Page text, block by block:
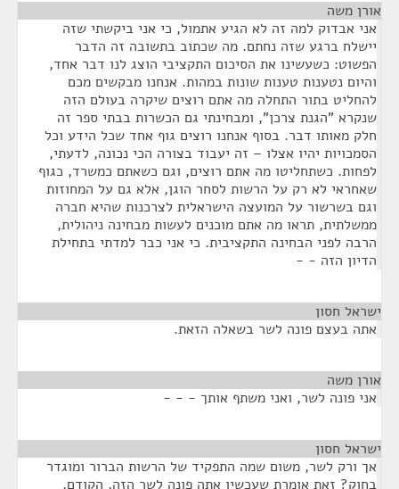
אורן משה
אני אבדוק למה זה לא הגיע אתמול, כי אני ביקשתי שזה
יישלח ברגע שזה נחתם. מה שכתוב בתשובה זה הדבר
הפשוט: כשעשינו את הסיכום התקציבי הוצג לנו דבר אחד,
והיום נטענות טענות שונות במהות. אנחנו מבקשים מכם
להחליט בתור התחלה מה אתם רוצים שיקרה בעולם הזה
שנקרא "הגנת צרכן", ומבחינתי גם הכשרות בבתי ספר זה
חלק מאותו דבר. בסוף אנחנו רוצים גוף אחד שכל הידע וכל
הסמכויות יהיו אצלו – זה יעבוד בצורה הכי נכונה, לדעתי,
לפחות. כשתחליטו מה אתם רוצים, וגם כשאתם כמשרד, כגוף
שאחראי לא רק על הרשות לסחר הוגן, אלא גם על המחוזות
וגם בשרשור על המועצה הישראלית לצרכנות שהיא חברה
ממשלתית, תראו מה אתם מוכנים לעשות מבחינה ניהולית,
הרבה לפני הבחינה התקציבית. כי אני כבר למדתי בתחילת
הדיון הזה - -
ישראל חסון
אתה בעצם פונה לשר בשאלה הזאת.
אורן משה
אני פונה לשר, ואני משתף אותך - - -
ישראל חסון
אך ורק לשר, משום שמה התפקיד של הרשות הברור ומוגדר
בחוק? זאת אומרת שעכשיו אתה פונה לשר הזה, הקודם,